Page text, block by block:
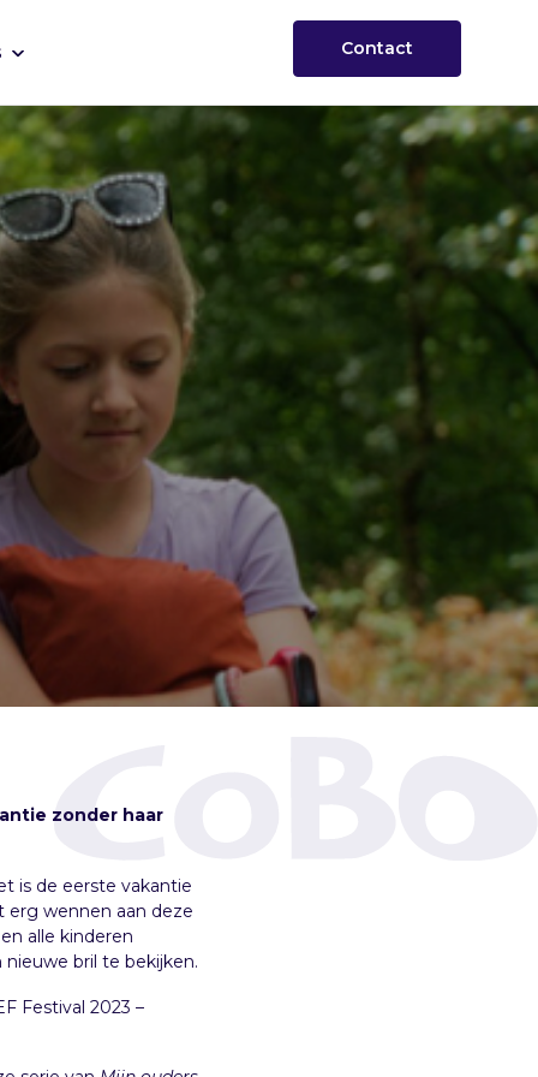
Contact
zonder haar
is de eerste vakantie
erg wennen aan deze
alle kinderen
bril te bekijken.
Festival 2023 –